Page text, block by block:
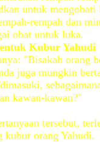
untuk mengobati
rempah dan
obat untuk luka.
Kubur Yahudi
"Bisakah orang
juga mungkin
kawan-kawan?"
tersebut,
kubur orang Yahudi.